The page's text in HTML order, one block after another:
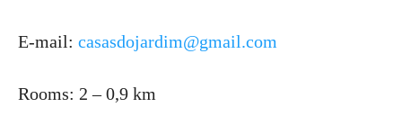
E-mail: casasdojardim@gmail.com
Rooms: 2 – 0,9 km